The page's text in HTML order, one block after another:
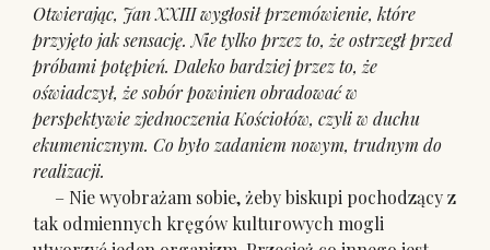
Otwierając, Jan XXIII wygłosił przemówienie, które
przyjęto jak sensację. Nie tylko przez to, że ostrzegł przed
próbami potępień. Daleko bardziej przez to, że
oświadczył, że sobór powinien obradować w
perspektywie zjednoczenia Kościołów, czyli w duchu
ekumenicznym. Co było zadaniem nowym, trudnym do
realizacji.
– Nie wyobrażam sobie, żeby biskupi pochodzący z
tak odmiennych kręgów kulturowych mogli